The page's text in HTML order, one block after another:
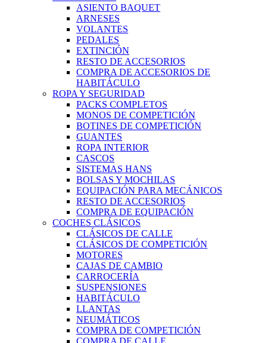
ASIENTO BAQUET
ARNESES
VOLANTES
PEDALES
EXTINCIÓN
RESTO DE ACCESORIOS
COMPRA DE ACCESORIOS DE
HABITÁCULO
ROPA Y SEGURIDAD
PACKS COMPLETOS
MONOS DE COMPETICIÓN
BOTINES DE COMPETICIÓN
GUANTES
ROPA INTERIOR
CASCOS
SISTEMAS HANS
BOLSAS Y MOCHILAS
EQUIPACIÓN PARA MECÁNICOS
RESTO DE ACCESORIOS
COMPRA DE EQUIPACIÓN
COCHES CLÁSICOS
CLÁSICOS DE CALLE
CLÁSICOS DE COMPETICIÓN
MOTORES
CAJAS DE CAMBIO
CARROCERÍA
SUSPENSIONES
HABITÁCULO
LLANTAS
NEUMÁTICOS
COMPRA DE COMPETICIÓN
COMPRA DE CALLE